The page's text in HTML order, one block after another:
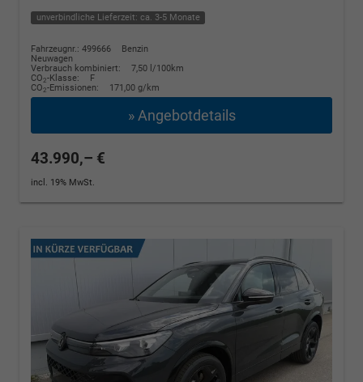
unverbindliche Lieferzeit: ca. 3-5 Monate
Fahrzeugnr.: 499666
Benzin
Neuwagen
Verbrauch kombiniert:
7,50 l/100km
CO2-Klasse:
F
CO2-Emissionen: 171,00 g/km
» Angebotdetails
43.990,– €
incl. 19% MwSt.